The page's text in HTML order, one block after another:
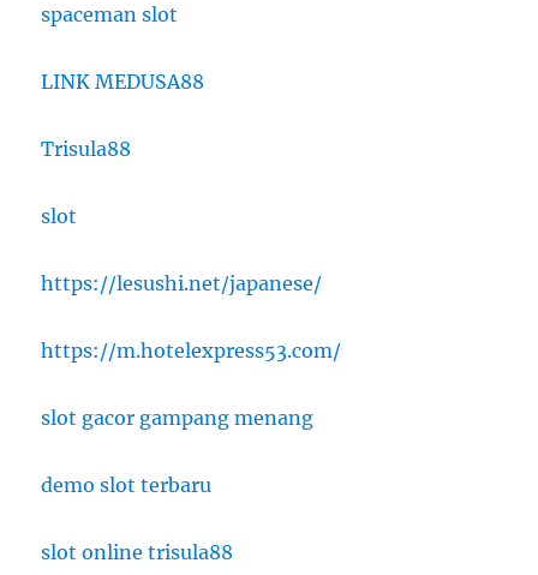
spaceman slot
LINK MEDUSA88
Trisula88
slot
https://lesushi.net/japanese/
https://m.hotelexpress53.com/
slot gacor gampang menang
demo slot terbaru
slot online trisula88